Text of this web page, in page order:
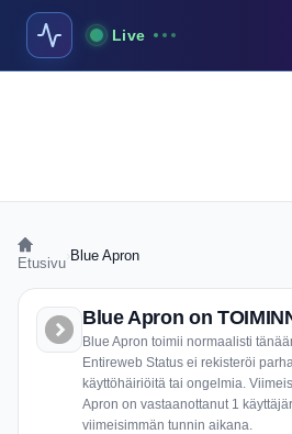
Live
Etusivu Blue Apron
Blue Apron on
Blue Apron toimii normaalisti
Entireweb Status ei rekisteröi
käyttöhäiriöitä tai ongelmia.
Apron on vastaanottanut 1
viimeisimmän tunnin aikana.